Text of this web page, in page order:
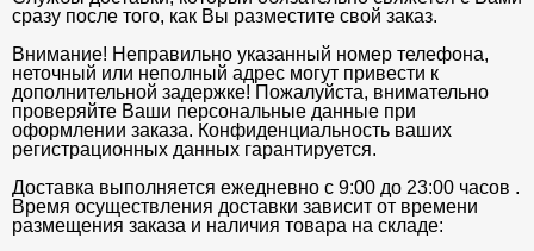
сразу после того, как Вы разместите свой заказ.
Внимание! Неправильно указанный номер телефона,
неточный или неполный адрес могут привести к
дополнительной задержке! Пожалуйста, внимательно
проверяйте Ваши персональные данные при
оформлении заказа. Конфиденциальность ваших
регистрационных данных гарантируется.
Доставка выполняется ежедневно с 9:00 до 23:00 часов .
Время осуществления доставки зависит от времени
размещения заказа и наличия товара на складе: